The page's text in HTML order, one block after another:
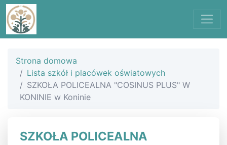
Strona domowa
Lista szkół i placówek oświatowych
SZKOŁA POLICEALNA "COSINUS PLUS" W
KONINIE w Koninie
SZKOŁA POLICEALNA